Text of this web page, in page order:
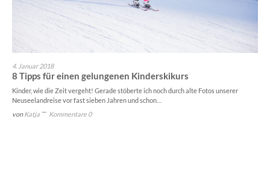
4. Januar 2018
8 Tipps für einen gelungenen Kinderskikurs
Kinder, wie die Zeit vergeht! Gerade stöberte ich noch durch alte Fotos unserer
Neuseelandreise vor fast sieben Jahren und schon…
vonKatja Kommentare 0